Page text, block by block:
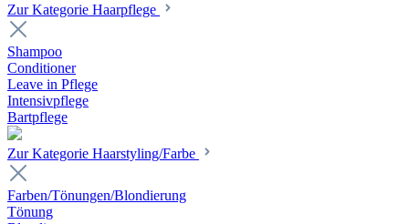
Zur Kategorie Haarpflege
Shampoo
Conditioner
Leave in Pflege
Intensivpflege
Bartpflege
Zur Kategorie Haarstyling/Farbe
Farben/Tönungen/Blondierung
Tönung